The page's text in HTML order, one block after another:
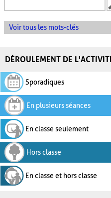
Voir tous les mots-clés
DÉROULEMENT DE
Sporadiques
En plusieurs séances
En classe seulement
Hors classe
En classe et hors classe